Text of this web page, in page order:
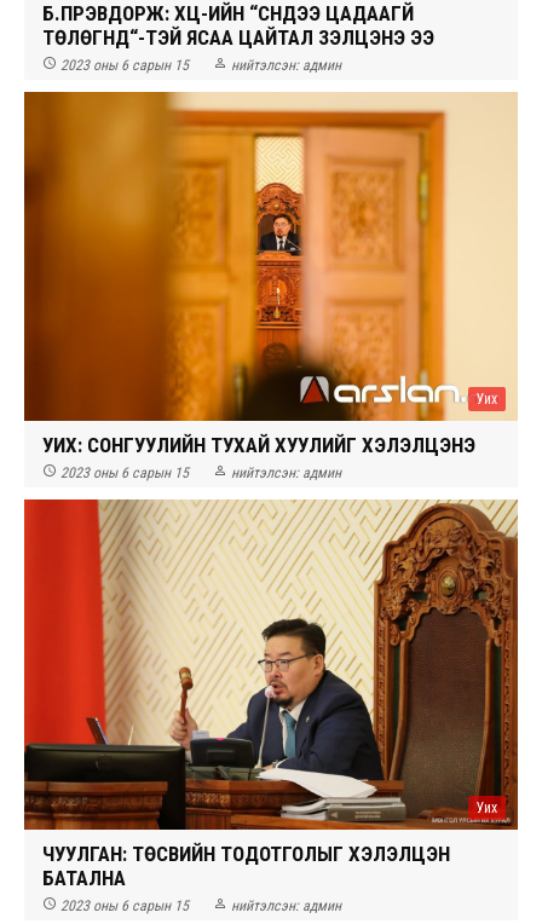
Б.ПҮРЭВДОРЖ: ҮХЦ-ИЙН “СҮҮНДЭЭ ЦАДААГҮЙ
ТӨЛӨГНҮҮД“-ТЭЙ ЯСАА ЦАЙТАЛ ҮЗЭЛЦЭНЭ ЭЭ
 2023 оны 6 сарын 15  нийтэлсэн: админ
Уих
УИХ: СОНГУУЛИЙН ТУХАЙ ХУУЛИЙГ ХЭЛЭЛЦЭНЭ
 2023 оны 6 сарын 15  нийтэлсэн: админ
Уих
ЧУУЛГАН: ТӨСВИЙН ТОДОТГОЛЫГ ХЭЛЭЛЦЭН
БАТАЛНА
 2023 оны 6 сарын 15  нийтэлсэн: админ